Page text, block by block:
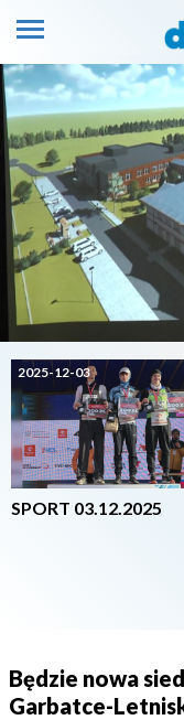
2025-12-03
SPORT 03.12.2025
Będzie nowa
Garbatce-